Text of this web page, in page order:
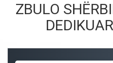
ZBULO